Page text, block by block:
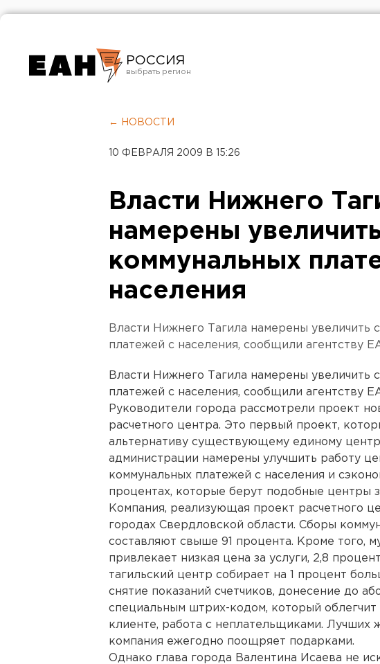
РОССИЯ
Челябинск
← НОВОСТИ
10 ФЕВРАЛЯ 2009 В 15:26
Власти Нижнего
намерены
коммунальных
населения
Власти Нижнего Тагила намерены увеличить
платежей с населения, сообщили агентству
Власти Нижнего Тагила намерены увеличить
платежей с населения, сообщили агентству
Руководители города рассмотрели проект
расчетного центра. Это первый проект,
альтернативу существующему единому
администрации намерены улучшить работу
коммунальных платежей с населения и
процентах, которые берут подобные центры
Компания, реализующая проект расчетного
городах Свердловской области. Сборы
составляют свыше 91 процента. Кроме того,
привлекает низкая цена за услуги, 2,8
тагильский центр собирает на 1 процент
снятие показаний счетчиков, донесение до
специальным штрих-кодом, который
клиенте, работа с неплательщиками. Лучших
компания ежегодно поощряет подарками.
Однако глава города Валентина Исаева не